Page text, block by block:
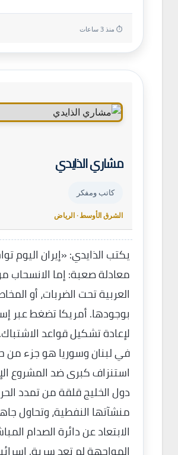
⏱ منذ 3 ساعات
مشاري الذايدي
كاتب ومفكر
الشرق الأوسط · الرياض
يكتب الذايدي: «إيران اليوم
معادلة صعبة: إما الانسحاب
العربية تحت الضربات، أو
بوجودها. أمريكا تضغط عبر
لإعادة تشكيل قواعد
في لبنان وسوريا هو جزء من
استنزاف كبرى ضد المشروع
دول الخليج قلقة من تمدد
منشآتها النفطية، وتحاول
الابتعاد عن دائرة الصدام
المواجهة لم تعد سرية.